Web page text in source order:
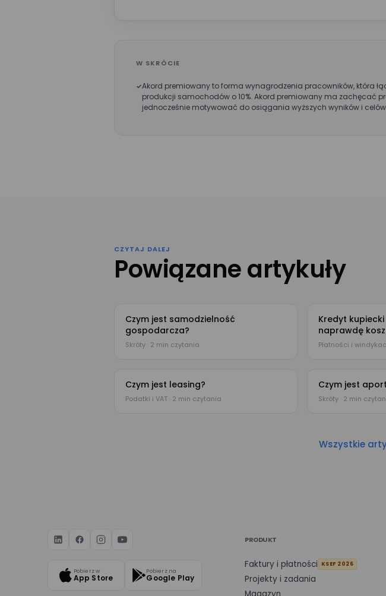
W SKRÓCIE
Akord premiowany to forma wynagrodzenia pracowników, która
produkcji samochodów o 10%. Akord premiowany ma zachęcać
jednocześnie motywować do osiągania wyższych wyników i
CZYTAJ DALEJ
Powiązane artykuły
Czym jest samodzielność
gospodarcza?
Skróty · 2 min czytania
Kredyt
naprawdę
Płatności i
Czym jest leasing?
Podatki i VAT · 2 min czytania
Czym jest
Skróty · 2 min
Wszystkie
przez Mizzox S.A. w celu kontaktu w sprawie
projektu. Zgoda jest dobrowolna i może być
danych osobowych.
Pobierz w
App Store
Pobierz na
Google Play
PRODUKT
Faktury i płatności KSEF 2026
Projekty i zadania